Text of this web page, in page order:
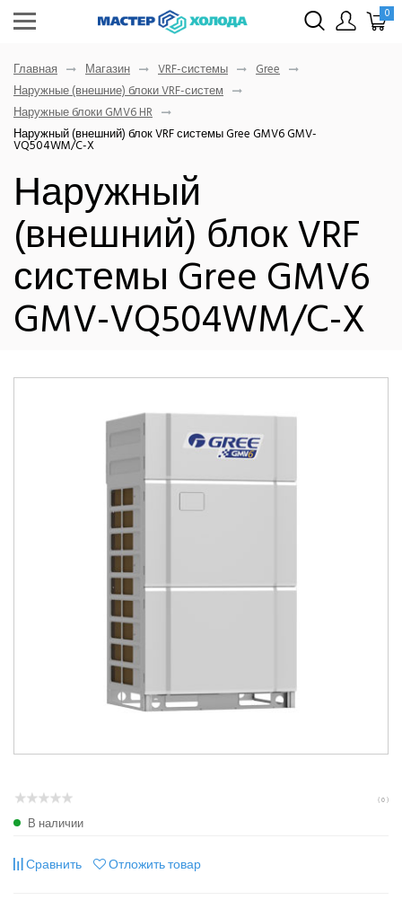
0
Главная Магазин VRF-системы
Gree
Наружные (внешние) блоки VRF-систем
Наружные блоки GMV6 HR
Наружный (внешний) блок VRF системы Gree GMV6 GMV-
VQ504WM/C-X
Наружный
(внешний) блок VRF
системы Gree GMV6
GMV-VQ504WM/C-X
( 0 )
В наличии
Сравнить Отложить товар